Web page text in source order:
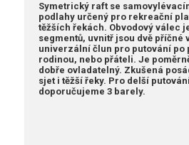
Symetrický raft se
podlahy určený pro rekreační
těžších řekách. Obvodový válec
segmentů, uvnitř jsou dvě příčné
univerzální člun pro putování po
rodinou, nebo přáteli. Je
dobře ovladatelný. Zkušená
sjet i těžší řeky. Pro delší
doporučujeme 3 barely.